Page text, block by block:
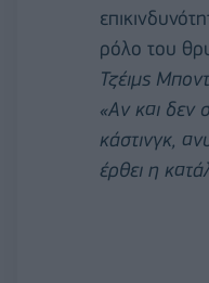
ρόλο του
Τζέιμς
«Αν και δεν
κάστινγκ,
έρθει η